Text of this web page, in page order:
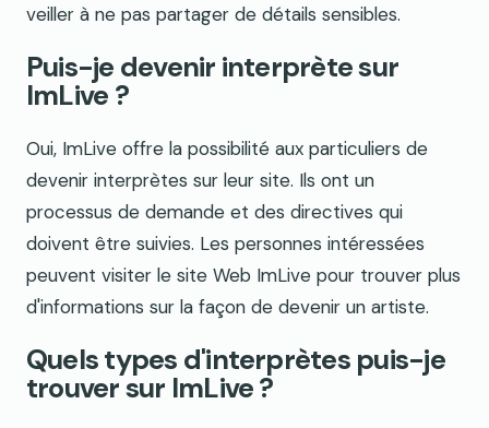
veiller à ne pas partager de détails sensibles.
Puis-je devenir interprète sur
ImLive ?
Oui, ImLive offre la possibilité aux particuliers de
devenir interprètes sur leur site. Ils ont un
processus de demande et des directives qui
doivent être suivies. Les personnes intéressées
peuvent visiter le site Web ImLive pour trouver plus
d'informations sur la façon de devenir un artiste.
Quels types d'interprètes puis-je
trouver sur ImLive ?